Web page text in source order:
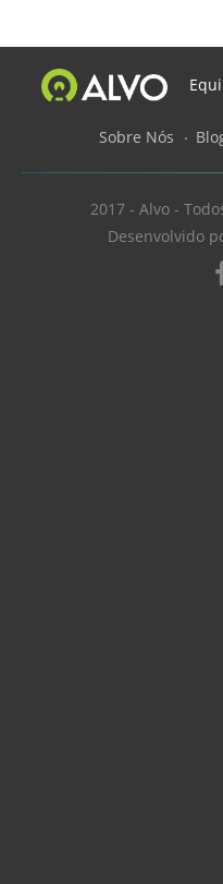
Sobre Nós
2017 - Alvo -
Desenvolvido